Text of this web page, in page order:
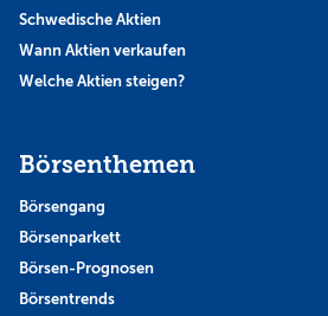
Schwedische Aktien
Wann Aktien verkaufen
Welche Aktien steigen?
Börsenthemen
Börsengang
Börsenparkett
Börsen-Prognosen
Börsentrends